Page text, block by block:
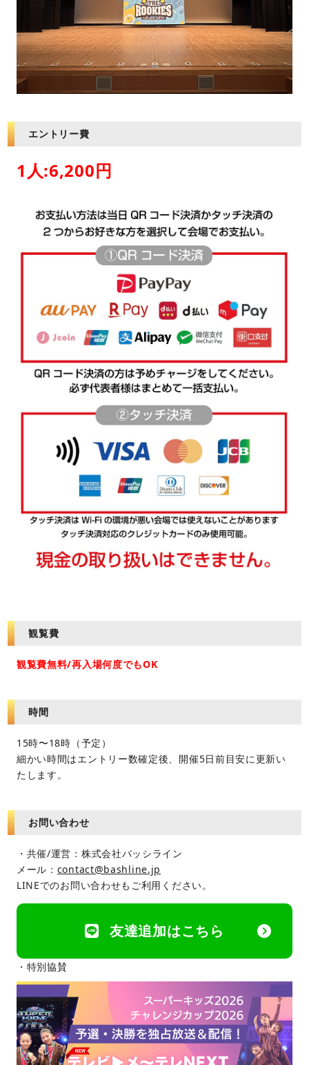
エントリー費
1人:6,200円
観覧費
観覧費無料/再入場何度でもOK
時間
15時〜18時（予定）
細かい時間はエントリー数確定後、開催5日前目安に更新い
たします。
お問い合わせ
・共催/運営：株式会社バッシライン
メール： contact@bashline.jp
LINEでのお問い合わせもご利用ください。
友達追加はこちら
・特別協賛